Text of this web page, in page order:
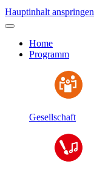
Hauptinhalt anspringen
Home
Programm
Gesellschaft